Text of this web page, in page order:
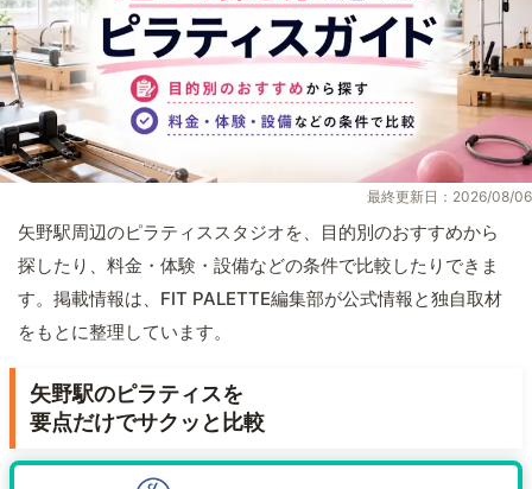
最終更新日：2026/08/06
矢野駅周辺のピラティススタジオを、目的別のおすすめから
探したり、料金・体験・設備などの条件で比較したりできま
す。掲載情報は、FIT PALETTE編集部が公式情報と独自取材
をもとに整理しています。
矢野駅のピラティスを
要点だけでサクッと比較